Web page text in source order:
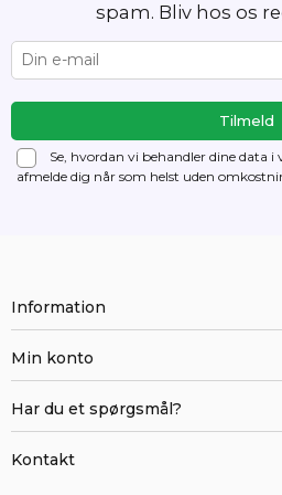
spam. Bliv hos os
Se, hvordan vi behandler dine data i
afmelde dig når som helst uden
Information
Min konto
Har du et spørgsmål?
Kontakt